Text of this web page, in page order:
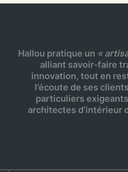
Hallou pratique un «
alliant savoir-faire
innovation, tout en
l’écoute de ses
particuliers
architectes d’intérieur